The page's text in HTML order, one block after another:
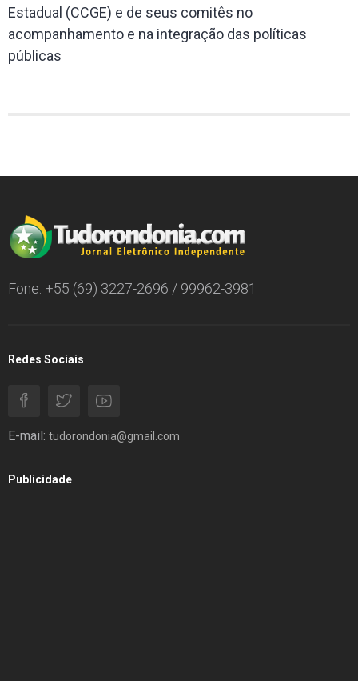
Estadual (CCGE) e de seus comitês no
acompanhamento e na integração das políticas
públicas
Fone: +55 (69) 3227-2696 / 99962-3981
Redes Sociais
E-mail: tudorondonia@gmail.com
Publicidade